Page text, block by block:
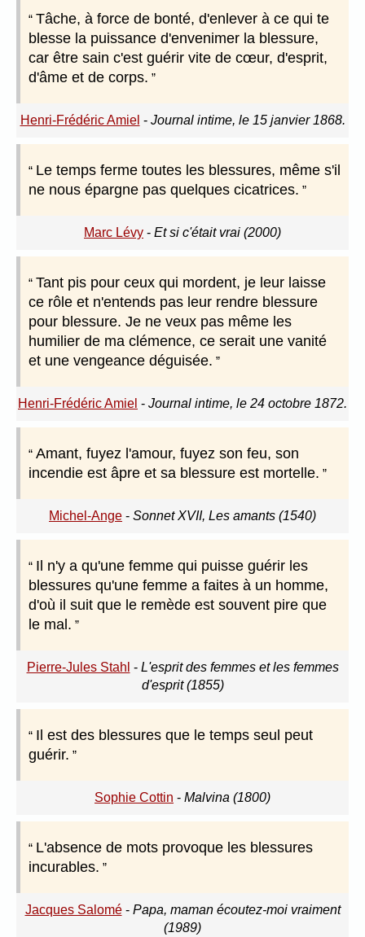
Tâche, à force de bonté, d'enlever à ce qui te
blesse la puissance d'envenimer la blessure,
car être sain c'est guérir vite de cœur, d'esprit,
d'âme et de corps.
Henri-Frédéric Amiel - Journal intime, le 15 janvier 1868.
Le temps ferme toutes les blessures, même s'il
ne nous épargne pas quelques cicatrices.
Marc Lévy - Et si c'était vrai (2000)
Tant pis pour ceux qui mordent, je leur laisse
ce rôle et n'entends pas leur rendre blessure
pour blessure. Je ne veux pas même les
humilier de ma clémence, ce serait une vanité
et une vengeance déguisée.
Henri-Frédéric Amiel - Journal intime, le 24 octobre 1872.
Amant, fuyez l'amour, fuyez son feu, son
incendie est âpre et sa blessure est mortelle.
Michel-Ange - Sonnet XVII, Les amants (1540)
Il n'y a qu'une femme qui puisse guérir les
blessures qu'une femme a faites à un homme,
d'où il suit que le remède est souvent pire que
le mal.
Pierre-Jules Stahl - L'esprit des femmes et les femmes
d'esprit (1855)
Il est des blessures que le temps seul peut
guérir.
Sophie Cottin - Malvina (1800)
L'absence de mots provoque les blessures
incurables.
Jacques Salomé- Papa, maman écoutez-moi vraiment
(1989)